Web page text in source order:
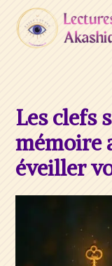
Les clefs
mémoire
éveiller